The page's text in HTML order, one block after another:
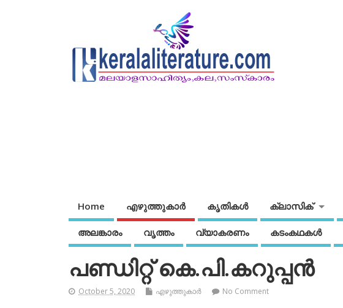
Home എഴുത്തുകാര്‍ കൃതികൾ ക്ലാസിക്
അലങ്കാരം വൃത്തം വ്യാകരണം കടംകഥകള്‍
പണ്ഡിറ്റ് കെ.പി.കറുപ്പന്‍
October 5, 2020 എഴുത്തുകാര്‍ No Comment